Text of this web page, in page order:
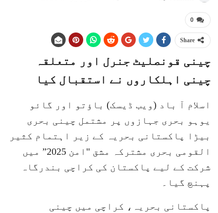
0
Share
چینی قونصلیٹ جنرل اور متعلقہ
چینی اہلکاروں نے استقبال کیا
اسلام آ باد (ویب ڈیسک) باؤتو اور گائو
یوہو بحری جہازوں پر مشتمل چینی بحری
بیڑا پاکستانی بحریہ کے زیر اہتمام کثیر
القومی بحری مشترکہ مشق "امن 2025” میں
شرکت کے لیے پاکستان کی کراچی بندرگاہ
پہنچ گیا۔
پاکستانی بحریہ، کراچی میں چینی